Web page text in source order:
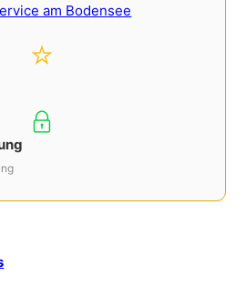
am Bodensee